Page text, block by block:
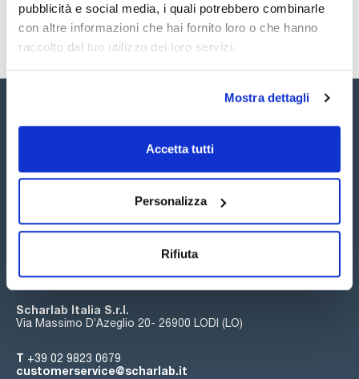
pubblicità e social media, i quali potrebbero combinarle
con altre informazioni che hai fornito loro o che hanno
raccolto dal tuo utilizzo dei loro servizi.
Mostra dettagli
Accetta tutti
Personalizza
Rifiuta
Seguici:
Iscriviti alla Newsletter
Scharlab Italia S.r.l.
Via Massimo D’Azeglio 20- 26900 LODI (LO)
T +39 02 9823 0679
customerservice@scharlab.it